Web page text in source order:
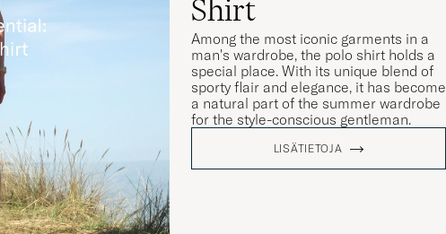
Shirt
Among the most iconic garments in a
man's wardrobe, the polo shirt holds a
special place. With its unique blend of
sporty flair and elegance, it has become
a natural part of the summer wardrobe
for the style-conscious gentleman.
LISÄTIETOJA